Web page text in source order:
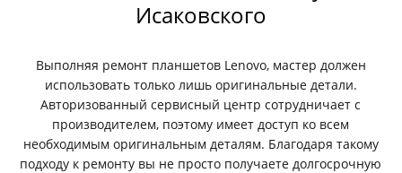
Исаковского
Выполняя ремонт планшетов Lenovo, мастер должен
использовать только лишь оригинальные детали.
Авторизованный сервисный центр сотрудничает с
производителем, поэтому имеет доступ ко всем
необходимым оригинальным деталям. Благодаря такому
подходу к ремонту вы не просто получаете долгосрочную